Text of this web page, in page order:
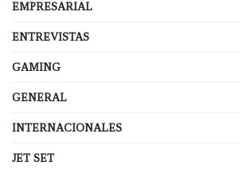
EMPRESARIAL
ENTREVISTAS
GAMING
GENERAL
INTERNACIONALES
JET SET